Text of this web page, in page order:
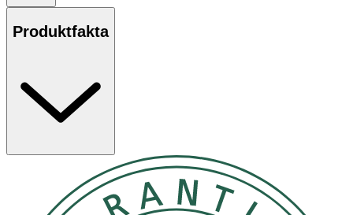
vilket ger näring på djupet och mjuk definition för torrt
eller krulligt hår.
Används endast enligt anvisningarna. Undvik
ögonkontakt. Vid ögonkontakt, skölj genast med vatten.
Om irritation kvarstår, kontakta läkare.
Förvara utom räckhåll för barn.
OK för gravida och ammande:
Produktfakta